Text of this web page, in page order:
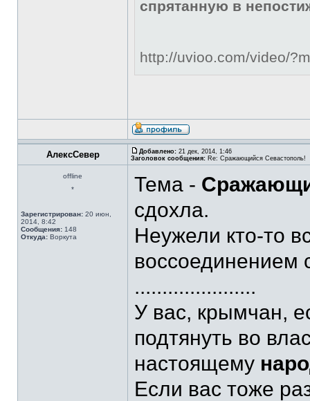
спрятанную в
http://uvioo.com/video/
АлексСевер Добавлено: 21 дек, 2014, 1:46
Заголовок сообщения: Re: Сражающийся Севастополь!
offline
*
Зарегистрирован: 20 июн,
2014, 8:42
Сообщения: 148
Откуда: Воркута
Тема -
сдохла.
Неужели кто-то
воссоединением
......................
У вас, крымчан,
подтянуть во
настоящему
Если вас тоже